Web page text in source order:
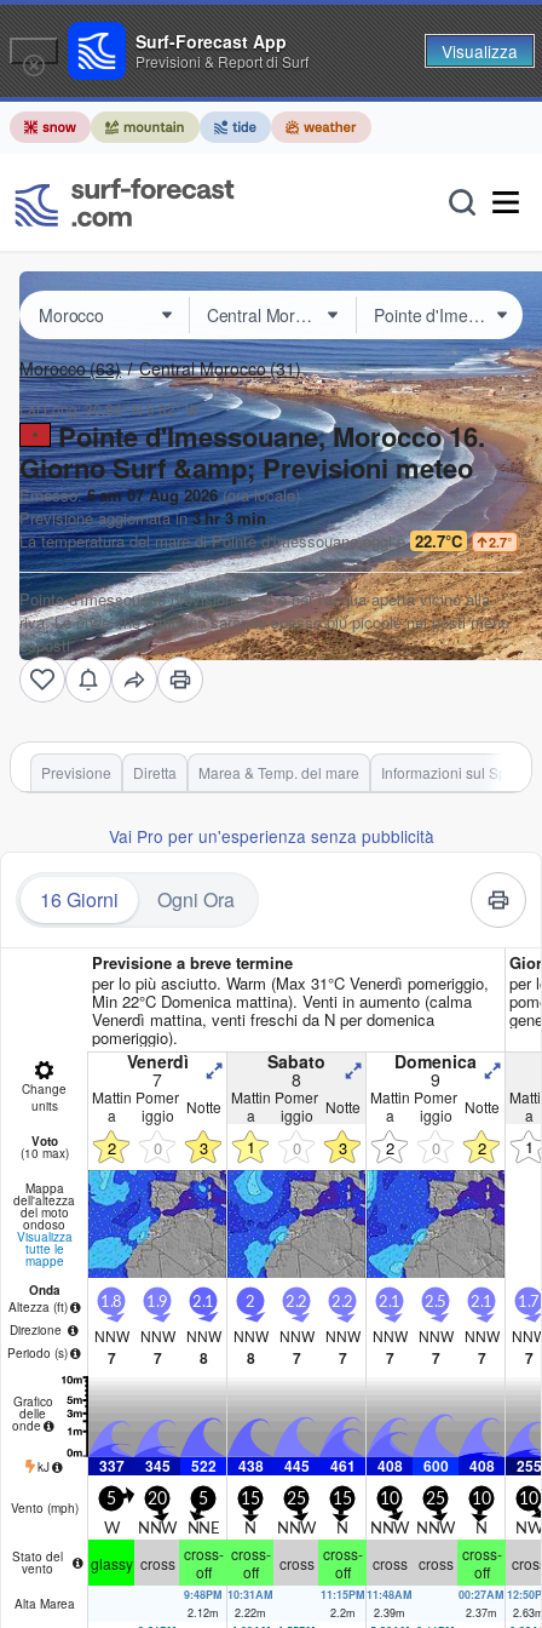
Morocco(63) Central Morocco(31)
Lat Long:30.84° N9.82° W
Pointe d'Imessouane, Morocco 16.
Giorno Surf &amp; Previsioni meteo
Emesso:6 am 07 Aug 2026(ora locale)
Previsione aggiornata in3hr3min
La temperatura del mare diPointe d'Imessouaneoggi è 22.7°C 2.7°
Pointe d'Imessouane previsione surf è per l'acqua aperta vicino alla
riva. Le onde che rompono saranno spesso più piccole nei posti meno
esposti.
Previsione Diretta Marea & Temp. del mare Informazioni sul Spot
Vai Pro per un'esperienza senza pubblicità
16 Giorni Ogni Ora
Previsione a breve termine
per lo più asciutto. Warm (Max 31°C Venerdì pomeriggio,
Min 22°C Domenica mattina). Venti in aumento (calma
Venerdì mattina, venti freschi da N per domenica
pomeriggio).
per
Change
units
Venerdì
7
Sabato
8
Domenica
9
Mattin
a
Pomer
iggio
Notte Mattin
a
Pomer
iggio
Notte Mattin
a
Pomer
iggio
Notte
a
Voto
(10 max) 2 0 3 1 0 3 2 0 2 1
Mappa
dell'altezza
del moto
ondoso
Visualizza
tutte le
mappe
Onda
Altezza (ft)
Direzione
Periodo (s)
1.8
NNW
7
1.9
NNW
7
2.1
NNW
8
2
NNW
8
2.2
NNW
7
2.2
NNW
7
2.1
NNW
7
2.5
NNW
7
2.1
NNW
7
1.7
7
Grafico
delle
onde
kJ 337 345 522 438 445 461 408 600 408 255
Vento (mph) 5
W
20
NNW
5
NNE
15
N
25
NNW
15
N
10
NNW
25
NNW
10
N
10
NW
Stato del
vento glassy cross cross-
off
cross-
off
cross cross-
off
cross cross cross-
off
Alta Marea
9:48PM
2.12m
10:31AM
2.22m
11:15PM
2.2m
11:48AM
2.39m
00:27AM
2.37m
2.63
Surf-Forecast App
Previsioni & Report di Surf Visualizza